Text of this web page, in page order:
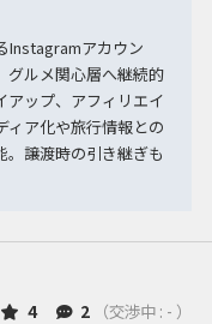
Instagramアカウン
グルメ関心層へ継続的
アップ、アフィリエイ
ィア化や旅行情報との
。譲渡時の引き継ぎも
4 2 （交渉中 : - ）